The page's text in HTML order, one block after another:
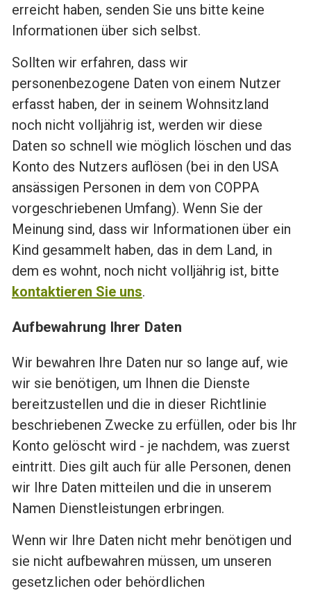
erreicht haben, senden Sie uns bitte keine
Informationen über sich selbst.
Sollten wir erfahren, dass wir
personenbezogene Daten von einem Nutzer
erfasst haben, der in seinem Wohnsitzland
noch nicht volljährig ist, werden wir diese
Daten so schnell wie möglich löschen und das
Konto des Nutzers auflösen (bei in den USA
ansässigen Personen in dem von COPPA
vorgeschriebenen Umfang). Wenn Sie der
Meinung sind, dass wir Informationen über ein
Kind gesammelt haben, das in dem Land, in
dem es wohnt, noch nicht volljährig ist, bitte
kontaktieren Sie uns.
Aufbewahrung Ihrer Daten
Wir bewahren Ihre Daten nur so lange auf, wie
wir sie benötigen, um Ihnen die Dienste
bereitzustellen und die in dieser Richtlinie
beschriebenen Zwecke zu erfüllen, oder bis Ihr
Konto gelöscht wird - je nachdem, was zuerst
eintritt. Dies gilt auch für alle Personen, denen
wir Ihre Daten mitteilen und die in unserem
Namen Dienstleistungen erbringen.
Wenn wir Ihre Daten nicht mehr benötigen und
sie nicht aufbewahren müssen, um unseren
gesetzlichen oder behördlichen